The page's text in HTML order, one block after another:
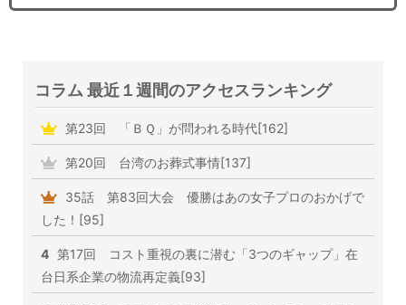
コラム 最近１週間のアクセスランキング
第23回 「ＢＱ」が問われる時代[162]
第20回 台湾のお葬式事情[137]
35話 第83回大会 優勝はあの女子プロのおかげで
した！[95]
4 第17回 コスト重視の裏に潜む「3つのギャップ」在
台日系企業の物流再定義[93]